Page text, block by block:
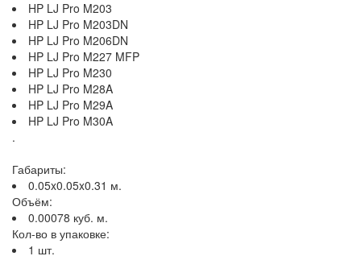
HP LJ Pro M203
HP LJ Pro M203DN
HP LJ Pro M206DN
HP LJ Pro M227 MFP
HP LJ Pro M230
HP LJ Pro M28A
HP LJ Pro M29A
HP LJ Pro M30A
.
Габариты:
0.05x0.05x0.31 м.
Объём:
0.00078 куб. м.
Кол-во в упаковке:
1 шт.